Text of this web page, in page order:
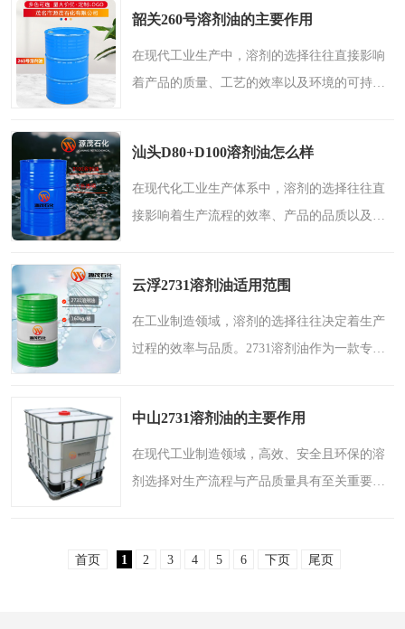
挥，使用过程中需遵循..
韶关260号溶剂油的主要作用
在现代工业生产中，溶剂的选择往往直接影响
着产品的质量、工艺的效率以及环境的可持续
泛的应用场景，成为..
汕头D80+D100溶剂油怎么样
在现代化工业生产体系中，溶剂的选择往往直
接影响着生产流程的效率、产品的品质以及环
点，在众多工业领域展..
云浮2731溶剂油适用范围
在工业制造领域，溶剂的选择往往决定着生产
过程的效率与品质。2731溶剂油作为一款专为
艺优化的重要助力。..
中山2731溶剂油的主要作用
在现代工业制造领域，高效、安全且环保的溶
剂选择对生产流程与产品质量具有至关重要的
化学特性，在多个关..
首页 1 2 3 4 5 6 下页 尾页